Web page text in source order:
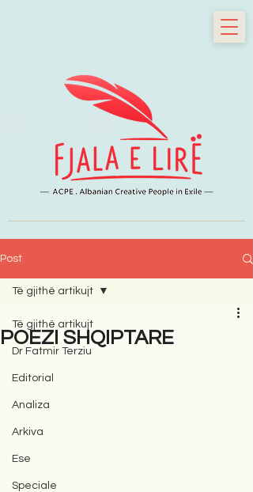
Post
Të gjithë artikujt
Dr Fatmir Terziu
Editorial
Analiza
Arkiva
Ese
Speciale
Të gjithë artikujt
POEZI SHQIPTARE